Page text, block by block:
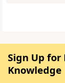
Sign Up for
Knowledge